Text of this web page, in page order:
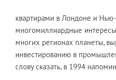
квартирами в Лондоне и
многомиллиардные
многих регионах планеты,
инвестированию в
слову сказать, в 1994